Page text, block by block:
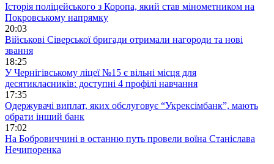
Історія поліцейського з Коропа, який став мінометником на
Покровському напрямку
20:03
Військові Сіверської бригади отримали нагороди та нові
звання
18:25
У Чернігівському ліцеї №15 є вільні місця для
десятикласників: доступні 4 профілі навчання
17:35
Одержувачі виплат, яких обслуговує “Укрексімбанк”, мають
обрати інший банк
17:02
На Бобровиччині в останню путь провели воїна Станіслава
Нечипоренка